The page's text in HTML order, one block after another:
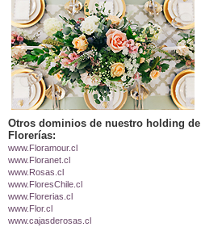
Otros dominios de nuestro holding de
Florerías:
www.Floramour.cl
www.Floranet.cl
www.Rosas.cl
www.FloresChile.cl
www.Florerias.cl
www.Flor.cl
www.cajasderosas.cl